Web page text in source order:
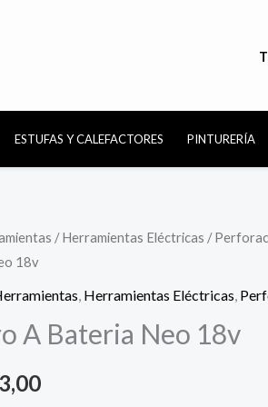
ESTUFAS Y CALEFACTORES PINTURERÍA
/Herramientas Eléctricas /
18v
Herramientas Eléctricas
A Bateria Neo 18v